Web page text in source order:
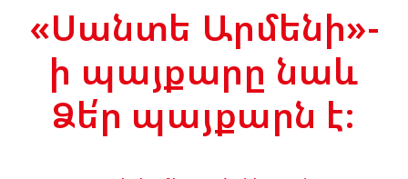
«Սանտե Արմենի»-
ի պայքարը նաև
Ձե՛ր պայքարն է։